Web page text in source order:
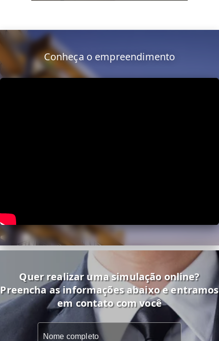
Conheça o empreendimento
Quer realizar uma simulação online?
Preencha as informações abaixo e entramos
em contato com você